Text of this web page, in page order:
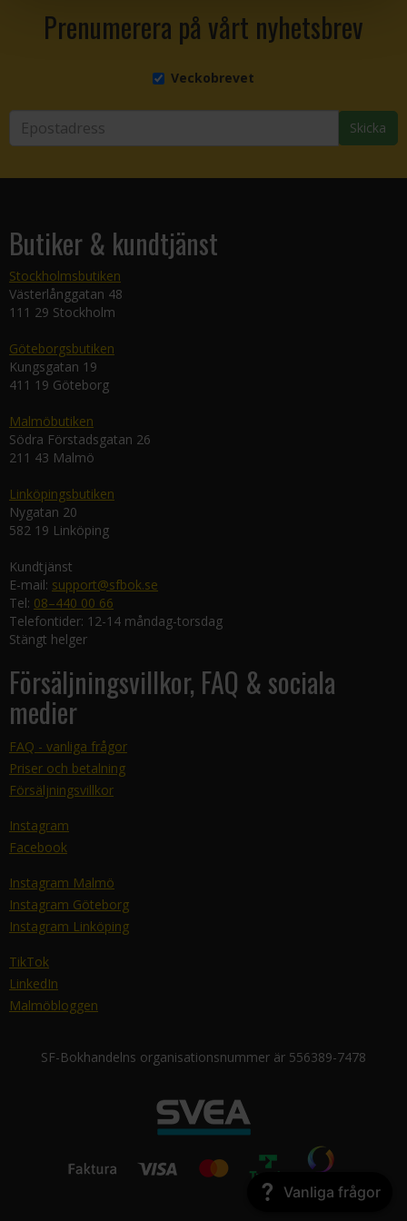
Prenumerera på vårt nyhetsbrev
Veckobrevet
Skicka
Butiker & kundtjänst
Stockholmsbutiken
Västerlånggatan 48
111 29 Stockholm
Göteborgsbutiken
Kungsgatan 19
411 19 Göteborg
Malmöbutiken
Södra Förstadsgatan 26
211 43 Malmö
Linköpingsbutiken
Nygatan 20
582 19 Linköping
Kundtjänst
E-mail: support@sfbok.se
Tel: 08–440 00 66
Telefontider: 12-14 måndag-torsdag
Stängt helger
Försäljningsvillkor, FAQ & sociala
medier
FAQ - vanliga frågor
Priser och betalning
Försäljningsvillkor
Instagram
Facebook
Instagram Malmö
Instagram Göteborg
Instagram Linköping
TikTok
LinkedIn
Malmöbloggen
SF-Bokhandelns organisationsnummer är 556389-7478
Vanliga frågor